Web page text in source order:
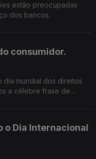
estão preocupadas
dos bancos.
consumidor.
a célebre frase de
o Dia Internacional